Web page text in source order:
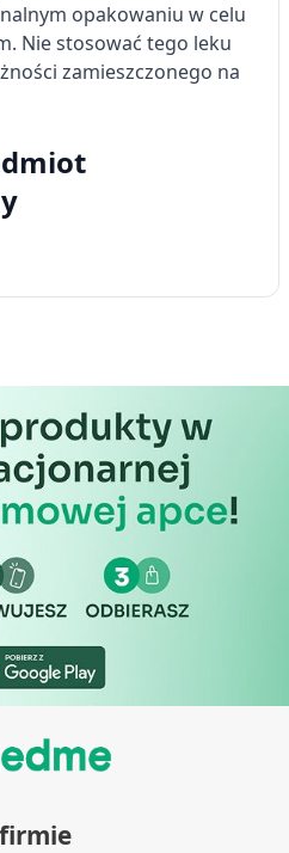
opakowaniu w celu
Nie stosować tego leku
zamieszczonego na